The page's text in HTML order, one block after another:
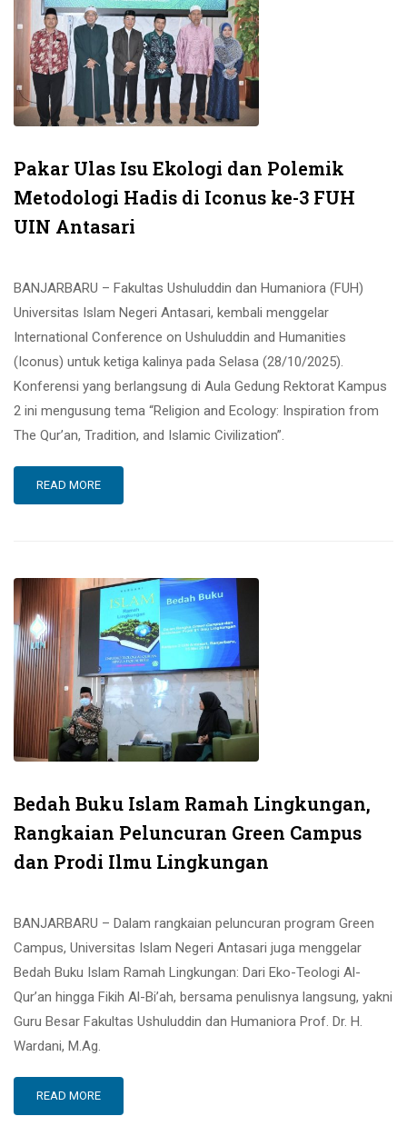
Pakar Ulas Isu Ekologi dan Polemik
Metodologi Hadis di Iconus ke-3 FUH
UIN Antasari
BANJARBARU – Fakultas Ushuluddin dan Humaniora (FUH)
Universitas Islam Negeri Antasari, kembali menggelar
International Conference on Ushuluddin and Humanities
(Iconus) untuk ketiga kalinya pada Selasa (28/10/2025).
Konferensi yang berlangsung di Aula Gedung Rektorat Kampus
2 ini mengusung tema “Religion and Ecology: Inspiration from
The Qur’an, Tradition, and Islamic Civilization”.
READ MORE
Bedah Buku Islam Ramah Lingkungan,
Rangkaian Peluncuran Green Campus
dan Prodi Ilmu Lingkungan
BANJARBARU – Dalam rangkaian peluncuran program Green
Campus, Universitas Islam Negeri Antasari juga menggelar
Bedah Buku Islam Ramah Lingkungan: Dari Eko-Teologi Al-
Qur’an hingga Fikih Al-Bi’ah, bersama penulisnya langsung, yakni
Guru Besar Fakultas Ushuluddin dan Humaniora Prof. Dr. H.
Wardani, M.Ag.
READ MORE